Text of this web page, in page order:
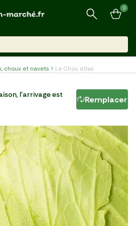
0
choux et navets Le Chou atlas
l'arrivage est
Remplacer